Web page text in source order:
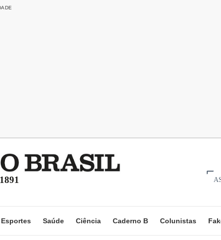
Esportes Saúde Ciência Caderno B Colunistas